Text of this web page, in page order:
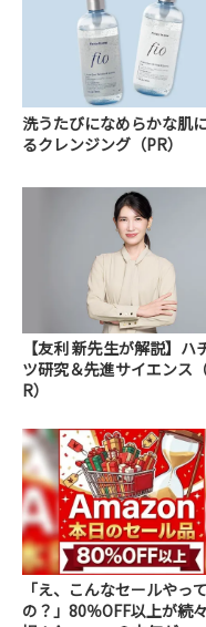
洗うたびになめらかな肌
るクレンジング（PR）
【友利 新先生が解説】ハ
ツ研究＆先進サイエンス
R）
「え、こんなセールやっ
の？」80％OFF以上が続